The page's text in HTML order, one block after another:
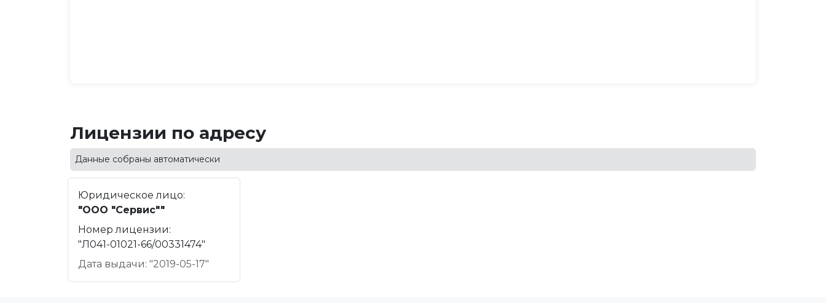
Лицензии по адресу
Данные собраны автоматически
Юридическое лицо:
"ООО "Сервис""
Номер лицензии:
"Л041-01021-66/00331474"
Дата выдачи: "2019-05-17"